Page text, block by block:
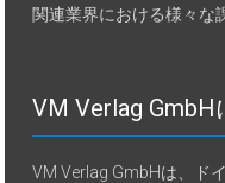
関連業界における様々な
VM Verlag GmbH
VM Verlag GmbHは、ド